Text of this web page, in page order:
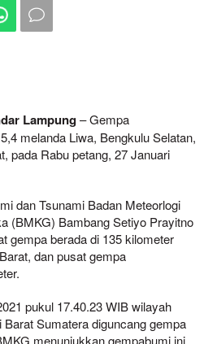
Lampung– Gempa
melanda Liwa, Bengkulu Selatan,
pada Rabu petang, 27 Januari
dan Tsunami Badan Meteorlogi
(BMKG) Bambang Setiyo Prayitno
gempa berada di 135 kilometer
dan pusat gempa
pukul 17.40.23 WIB wilayah
Sumatera diguncang gempa
menunjukkan gempabumi ini